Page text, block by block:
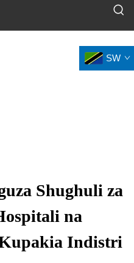
SW
Shughuli za
na
Indistri